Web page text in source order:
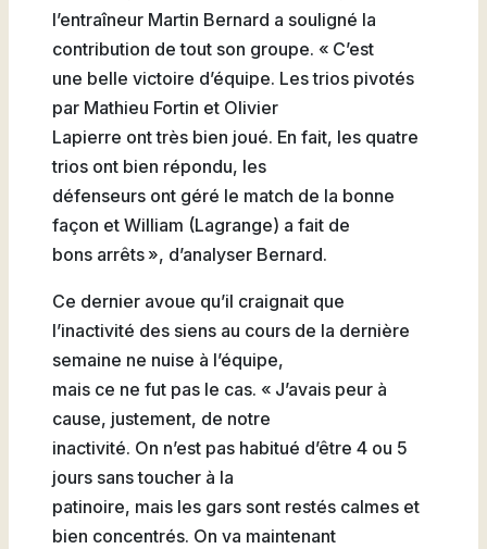
l’entraîneur Martin Bernard a souligné la
contribution de tout son groupe. « C’est
une belle victoire d’équipe. Les trios pivotés
par Mathieu Fortin et Olivier
Lapierre ont très bien joué. En fait, les quatre
trios ont bien répondu, les
défenseurs ont géré le match de la bonne
façon et William (Lagrange) a fait de
bons arrêts », d’analyser Bernard.
Ce dernier avoue qu’il craignait que
l’inactivité des siens au cours de la dernière
semaine ne nuise à l’équipe,
mais ce ne fut pas le cas. « J’avais peur à
cause, justement, de notre
inactivité. On n’est pas habitué d’être 4 ou 5
jours sans toucher à la
patinoire, mais les gars sont restés calmes et
bien concentrés. On va maintenant